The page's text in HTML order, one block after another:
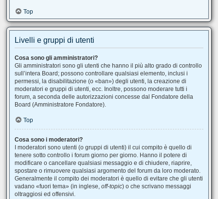
Top
Livelli e gruppi di utenti
Cosa sono gli amministratori?
Gli amministratori sono gli utenti che hanno il più alto grado di controllo
sull’intera Board; possono controllare qualsiasi elemento, inclusi i
permessi, la disabilitazione (o «ban») degli utenti, la creazione di
moderatori e gruppi di utenti, ecc. Inoltre, possono moderare tutti i
forum, a seconda delle autorizzazioni concesse dal Fondatore della
Board (Amministratore Fondatore).
Top
Cosa sono i moderatori?
I moderatori sono utenti (o gruppi di utenti) il cui compito è quello di
tenere sotto controllo i forum giorno per giorno. Hanno il potere di
modificare o cancellare qualsiasi messaggio e di chiudere, riaprire,
spostare o rimuovere qualsiasi argomento del forum da loro moderato.
Generalmente il compito dei moderatori è quello di evitare che gli utenti
vadano «fuori tema» (in inglese, off-topic) o che scrivano messaggi
oltraggiosi ed offensivi.